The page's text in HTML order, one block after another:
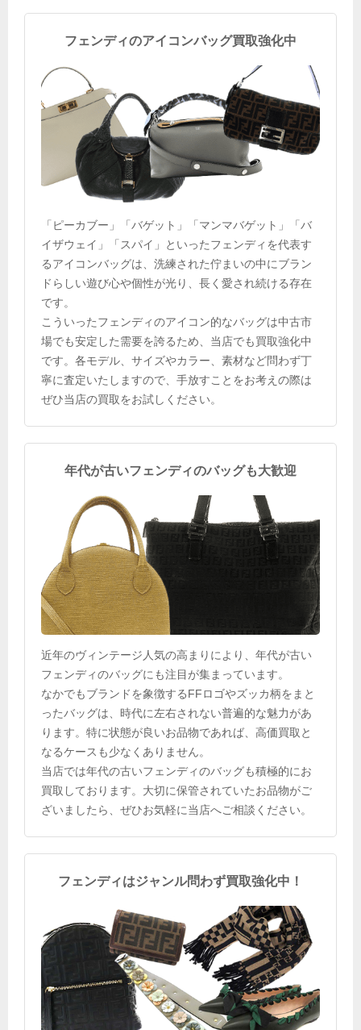
フェンディのアイコンバッグ買取強化中
「ピーカブー」「バゲット」「マンマバゲット」「バ
イザウェイ」「スパイ」といったフェンディを代表す
るアイコンバッグは、洗練された佇まいの中にブラン
ドらしい遊び心や個性が光り、長く愛され続ける存在
です。
こういったフェンディのアイコン的なバッグは中古市
場でも安定した需要を誇るため、当店でも買取強化中
です。各モデル、サイズやカラー、素材など問わず丁
寧に査定いたしますので、手放すことをお考えの際は
ぜひ当店の買取をお試しください。
年代が古いフェンディのバッグも大歓迎
近年のヴィンテージ人気の高まりにより、年代が古い
フェンディのバッグにも注目が集まっています。
なかでもブランドを象徴するFFロゴやズッカ柄をまと
ったバッグは、時代に左右されない普遍的な魅力があ
ります。特に状態が良いお品物であれば、高価買取と
なるケースも少なくありません。
当店では年代の古いフェンディのバッグも積極的にお
買取しております。大切に保管されていたお品物がご
ざいましたら、ぜひお気軽に当店へご相談ください。
フェンディはジャンル問わず買取強化中！